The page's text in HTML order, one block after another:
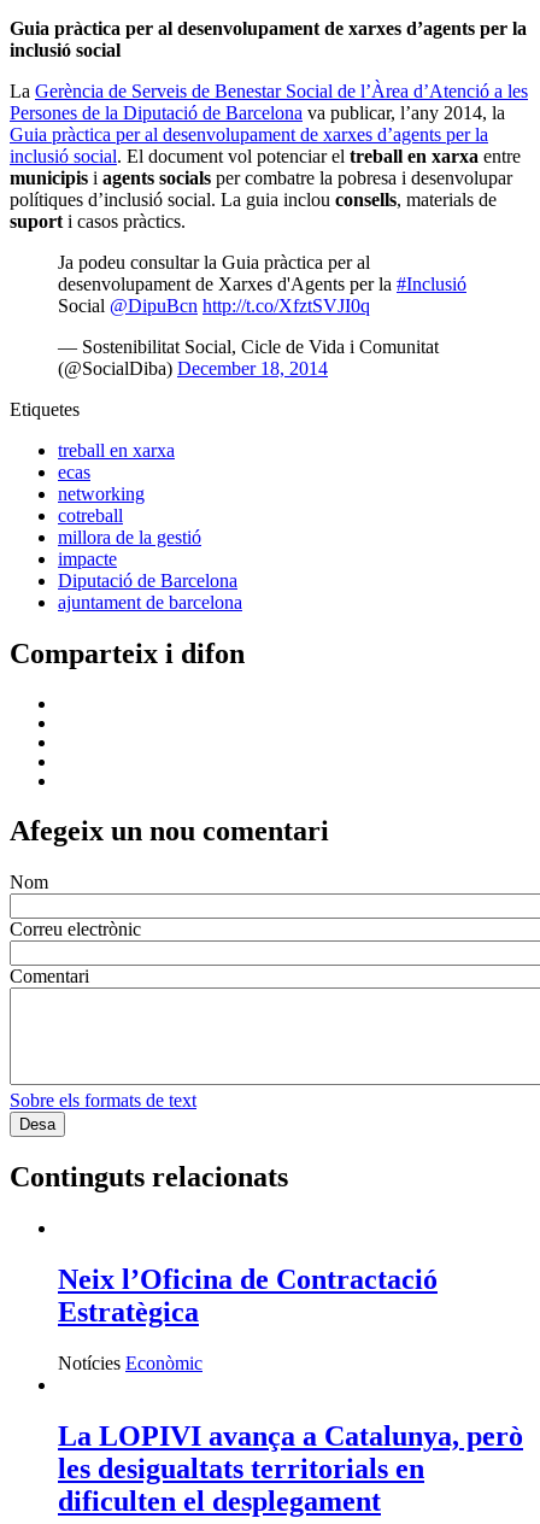
Guia pràctica per al desenvolupament de xarxes d’agents per la
inclusió social
La Gerència de Serveis de Benestar Social de l’Àrea d’Atenció a les
Persones de la Diputació de Barcelona va publicar, l’any 2014, la
Guia pràctica per al desenvolupament de xarxes d’agents per la
inclusió social. El document vol potenciar el treball en xarxa entre
municipis i agents socials per combatre la pobresa i desenvolupar
polítiques d’inclusió social. La guia inclou consells, materials de
suporti casos pràctics.
Ja podeu consultar la Guia pràctica per al
desenvolupament de Xarxes d'Agents per la #Inclusió
Social @DipuBcn http://t.co/XfztSVJI0q
— Sostenibilitat Social, Cicle de Vida i Comunitat
(@SocialDiba) December 18, 2014
Etiquetes
treball en xarxa
ecas
networking
cotreball
millora de la gestió
impacte
Diputació de Barcelona
ajuntament de barcelona
Comparteix i difon
Afegeix un nou comentari
Nom
Correu electrònic
Comentari
Sobre els formats de text
Continguts relacionats
Neix l’Oficina de Contractació
Estratègica
Notícies Econòmic
La LOPIVI avança a Catalunya, però
les desigualtats territorials en
dificulten el desplegament